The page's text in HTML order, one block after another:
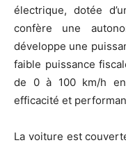
électrique, dotée
confère une
développe une
faible puissance
de 0 à 100 km/h en
efficacité et
La voiture est